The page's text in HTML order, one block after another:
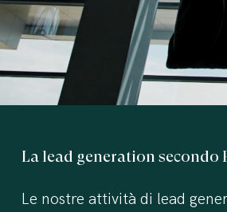
La lead generation secondo
Le nostre attività di lead